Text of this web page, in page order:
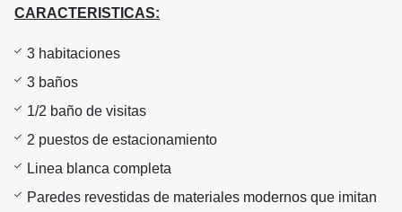
CARACTERISTICAS:
3 habitaciones
3 baños
1/2 baño de visitas
2 puestos de estacionamiento
Linea blanca completa
Paredes revestidas de materiales modernos que imitan